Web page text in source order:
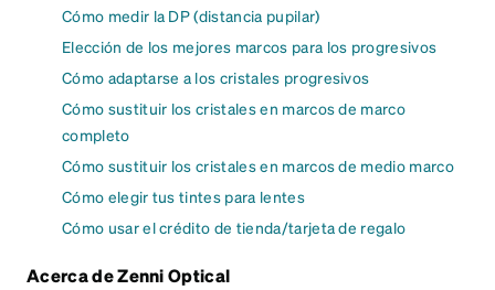
Cómo medir la DP (distancia pupilar)
Elección de los mejores marcos para los progresivos
Cómo adaptarse a los cristales progresivos
Cómo sustituir los cristales en marcos de marco
completo
Cómo sustituir los cristales en marcos de medio marco
Cómo elegir tus tintes para lentes
Cómo usar el crédito de tienda/tarjeta de regalo
Acerca de Zenni Optical